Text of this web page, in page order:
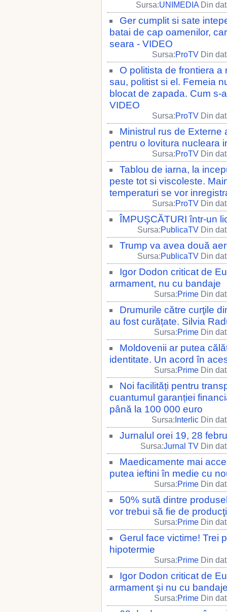
Sursa:UNIMEDIA Din
Ger cumplit si sate
batai de cap oamenilor,
seara - VIDEO
Sursa:ProTV Din
O politista de frontiera
sau, politist si el. Femeia
blocat de zapada. Cum s-
VIDEO
Sursa:ProTV Din
Ministrul rus de Externe
pentru o lovitura nucleara
Sursa:ProTV Din
Tablou de iarna, la
peste tot si viscoleste.
temperaturi se vor
Sursa:ProTV Din
ÎMPUŞCĂTURI într-un
Sursa:PublicaTV Din
Trump va avea două
Sursa:PublicaTV Din
Igor Dodon criticat de
armament, nu cu bandaje
Sursa:Prime Din
Drumurile către curţile
au fost curățate. Silvia
Sursa:Prime Din
Moldovenii ar putea
identitate. Un acord în
Sursa:Prime Din
Noi facilități pentru
cuantumul garanției
până la 100 000 euro
Sursa: Interlic Din
Jurnalul orei 19, 28
Sursa:Jurnal TV Din
Maedicamente mai
putea ieftini în medie cu
Sursa:Prime Din
50% sută dintre
vor trebui să fie de
Sursa:Prime Din
Gerul face victime! Trei
hipotermie
Sursa:Prime Din
Igor Dodon criticat de
armament şi nu cu
Sursa:Prime Din